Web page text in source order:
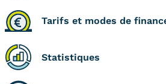
Tarifs et modes de
Statistiques